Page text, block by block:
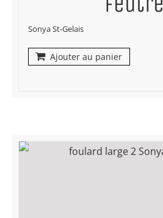
Sonya St-Gelais
Ajouter au panier